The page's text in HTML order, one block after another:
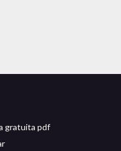
gratuita pdf